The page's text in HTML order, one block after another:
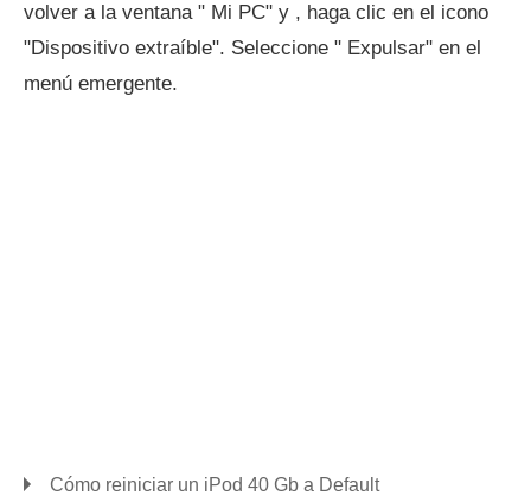
volver a la ventana " Mi PC" y , haga clic en el icono
"Dispositivo extraíble". Seleccione " Expulsar" en el
menú emergente.
Cómo reiniciar un iPod 40 Gb a Default